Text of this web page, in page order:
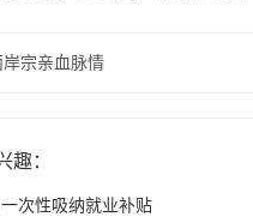
宗亲血脉情
趣：
次性吸纳就业补贴